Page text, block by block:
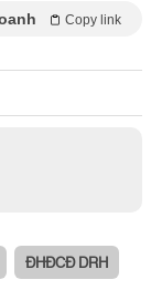
Copy link
ĐHĐCĐ DRH